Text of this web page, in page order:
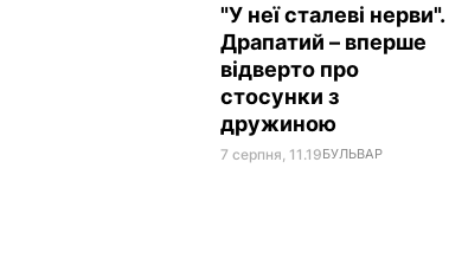
"У неї сталеві нерви".
Драпатий – вперше
відверто про
стосунки з
дружиною
7 серпня, 11.19БУЛЬВАР